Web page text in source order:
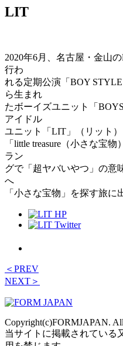
LIT
2020年6月、名古屋・金山
行わ
れる定期公演「BOY
ら生まれ
たボーイズユニット「
アイドル
ユニット「LIT」（リット）
「little treasure（小さな宝
ラン
グで「超ヤバいやつ」の意
へ
「小さな宝物」を探す旅に
＜PREV
NEXT＞
Copyright(c)FORMJAPAN.
当サイトに掲載されている